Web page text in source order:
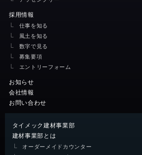
採用情報
仕事を知る
風土を知る
数字で見る
募集要項
エントリーフォーム
お知らせ
会社情報
お問い合わせ
タイメック建材事業部
建材事業部とは
オーダーメイドカウンター